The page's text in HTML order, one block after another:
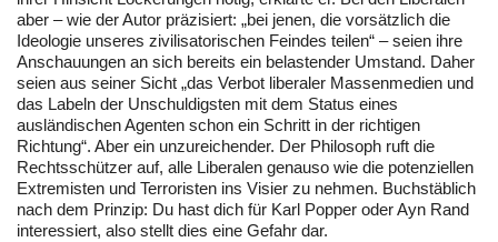
aber – wie der Autor präzisiert: „bei jenen, die vorsätzlich die
Ideologie unseres zivilisatorischen Feindes teilen“ – seien ihre
Anschauungen an sich bereits ein belastender Umstand. Daher
seien aus seiner Sicht „das Verbot liberaler Massenmedien und
das Labeln der Unschuldigsten mit dem Status eines
ausländischen Agenten schon ein Schritt in der richtigen
Richtung“. Aber ein unzureichender. Der Philosoph ruft die
Rechtsschützer auf, alle Liberalen genauso wie die potenziellen
Extremisten und Terroristen ins Visier zu nehmen. Buchstäblich
nach dem Prinzip: Du hast dich für Karl Popper oder Ayn Rand
interessiert, also stellt dies eine Gefahr dar.